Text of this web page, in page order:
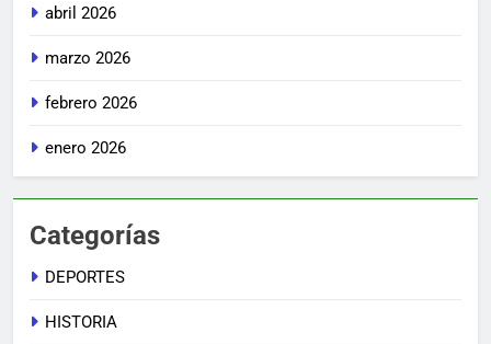
abril 2026
marzo 2026
febrero 2026
enero 2026
Categorías
DEPORTES
HISTORIA